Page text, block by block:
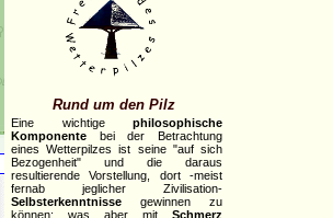
Rund um den Pilz
Eine wichtige philosophische
Komponente bei der Betrachtung
eines Wetterpilzes ist seine "auf sich
Bezogenheit" und die daraus
resultierende Vorstellung, dort -meist
fernab jeglicher Zivilisation-
Selbsterkenntnisse gewinnen zu
können; was aber mit Schmerz